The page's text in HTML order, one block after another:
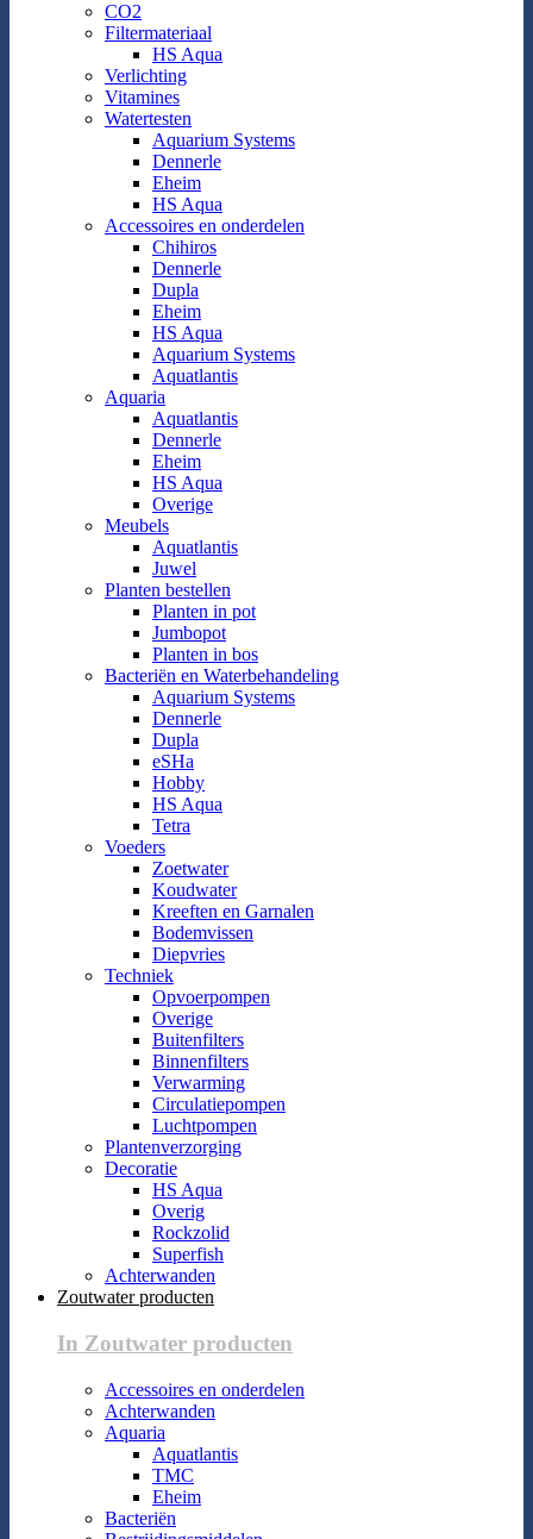
CO2
Filtermateriaal
HS Aqua
Verlichting
Vitamines
Watertesten
Aquarium Systems
Dennerle
Eheim
HS Aqua
Accessoires en onderdelen
Chihiros
Dennerle
Dupla
Eheim
HS Aqua
Aquarium Systems
Aquatlantis
Aquaria
Aquatlantis
Dennerle
Eheim
HS Aqua
Overige
Meubels
Aquatlantis
Juwel
Planten bestellen
Planten in pot
Jumbopot
Planten in bos
Bacteriën en Waterbehandeling
Aquarium Systems
Dennerle
Dupla
eSHa
Hobby
HS Aqua
Tetra
Voeders
Zoetwater
Koudwater
Kreeften en Garnalen
Bodemvissen
Diepvries
Techniek
Opvoerpompen
Overige
Buitenfilters
Binnenfilters
Verwarming
Circulatiepompen
Luchtpompen
Plantenverzorging
Decoratie
HS Aqua
Overig
Rockzolid
Superfish
Achterwanden
Zoutwater producten
In Zoutwater producten
Accessoires en onderdelen
Achterwanden
Aquaria
Aquatlantis
TMC
Eheim
Bacteriën